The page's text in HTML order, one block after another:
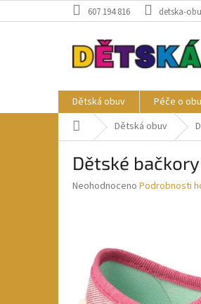
na
607 194 816 detska-
Dětská obuv Péče o
Domů Dětská obuv
Dětské
Průměrné
hvězdiček.
Neohodnoceno Podrobnosti